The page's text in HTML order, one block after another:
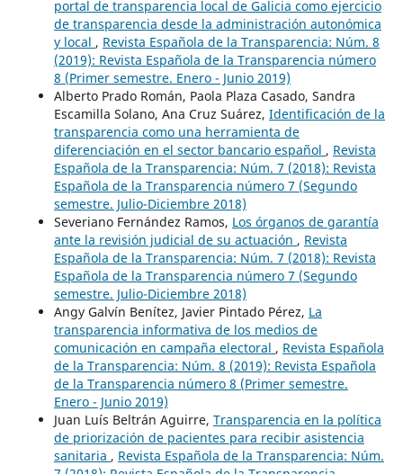
portal de transparencia local de Galicia como ejercicio
de transparencia desde la administración autonómica
y local , Revista Española de la Transparencia: Núm. 8
(2019): Revista Española de la Transparencia número
8 (Primer semestre. Enero - Junio 2019)
Alberto Prado Román, Paola Plaza Casado, Sandra
Escamilla Solano, Ana Cruz Suárez, Identificación de la
transparencia como una herramienta de
diferenciación en el sector bancario español , Revista
Española de la Transparencia: Núm. 7 (2018): Revista
Española de la Transparencia número 7 (Segundo
semestre. Julio-Diciembre 2018)
Severiano Fernández Ramos, Los órganos de garantía
ante la revisión judicial de su actuación , Revista
Española de la Transparencia: Núm. 7 (2018): Revista
Española de la Transparencia número 7 (Segundo
semestre. Julio-Diciembre 2018)
Angy Galvín Benítez, Javier Pintado Pérez, La
transparencia informativa de los medios de
comunicación en campaña electoral , Revista Española
de la Transparencia: Núm. 8 (2019): Revista Española
de la Transparencia número 8 (Primer semestre.
Enero - Junio 2019)
Juan Luís Beltrán Aguirre, Transparencia en la política
de priorización de pacientes para recibir asistencia
sanitaria , Revista Española de la Transparencia: Núm.